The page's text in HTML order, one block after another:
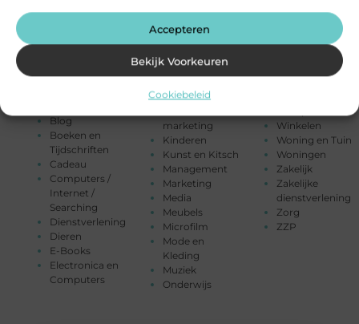
Accepteren
Bekijk Voorkeuren
Cookiebeleid
opleidingen
verzorging
Blog
Boeken en
Tijdschriften
Cadeau
Computers /
Internet /
Searching
Dienstverlening
Dieren
E-Books
Electronica en
Computers
Hobby en vrije
Horeca
Humor
Internet
marketing
Kinderen
Kunst en Kitsch
Management
Marketing
Media
Meubels
Microfilm
Mode en
Kleding
Muziek
Onderwijs
Toerisme
Winkelen
Woning en Tuin
Woningen
Zakelijk
Zakelijke
dienstverlening
Zorg
ZZP